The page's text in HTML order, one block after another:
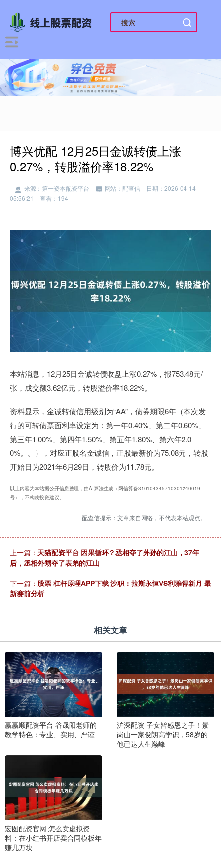
博兴优配 12月25日金诚转债上涨
0.27%，转股溢价率18.22%
来源：第一资本配资平台 网站：配查信
日期：2026-04-14
05:56:21
查看：194
本站消息，12月25日金诚转债收盘上涨0.27%，报753.48元/
张，成交额3.62亿元，转股溢价率18.22%。
资料显示，金诚转债信用级别为“AA”，债券期限6年（本次发
行的可转债票面利率设定为：第一年0.40%、第二年0.60%、
第三年1.00%、第四年1.50%、第五年1.80%、第六年2.0
0%。。），对应正股名金诚信，正股最新价为75.08元，转股
开始日为2021年6月29日，转股价为11.78元。
以上内容为本站据公开信息整理，由AI算法生成（网信算备310104345710301240019
号），不构成投资建议。
配查信提示：文章来自网络，不代表本站观点。
上一篇： 天猫配资平台 因果循环？丞相夺了外孙的江山，37年
后，丞相外甥夺了表弟的江山
下一篇： 股票 杠杆原理APP下载 沙职：拉斯永恒VS利雅得新月 最
新赛前分析
相关文章
赢赢顺配资平台 谷晟阳老师的
教学特色：专业、实用、严谨
沪深配资 子女皆感恩之子！景
岗山一家俊朗高学识，58岁的
他已达人生巅峰
宏图配资官网 怎么卖虚拟资
料：在小红书开店卖合同模板年
赚几万块